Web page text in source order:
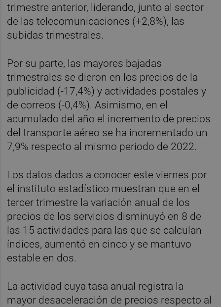
trimestre anterior, liderando, junto al sector
de las telecomunicaciones (+2,8%), las
subidas trimestrales.
Por su parte, las mayores bajadas
trimestrales se dieron en los precios de la
publicidad (-17,4%) y actividades postales y
de correos (-0,4%). Asimismo, en el
acumulado del año el incremento de precios
del transporte aéreo se ha incrementado un
7,9% respecto al mismo periodo de 2022.
Los datos dados a conocer este viernes por
el instituto estadístico muestran que en el
tercer trimestre la variación anual de los
precios de los servicios disminuyó en 8 de
las 15 actividades para las que se calculan
índices, aumentó en cinco y se mantuvo
estable en dos.
La actividad cuya tasa anual registra la
mayor desaceleración de precios respecto al